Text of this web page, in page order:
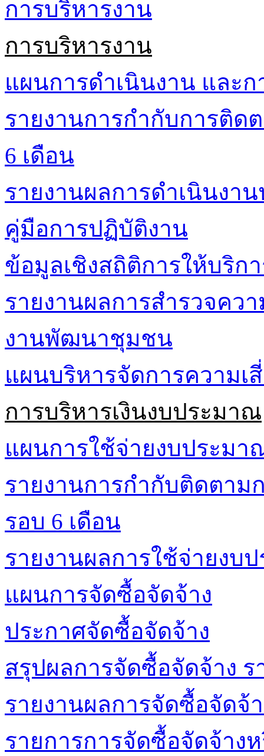
การบริหารงาน
การบริหารงาน
แผนการดำเนินงาน และ
รายงานการกำกับการติด
6 เดือน
รายงานผลการดำเนินงา
คู่มือการปฏิบัติงาน
ข้อมูลเชิงสถิติการให้บริก
รายงานผลการสำรวจคว
งานพัฒนาชุมชน
แผนบริหารจัดการความเ
การบริหารเงินงบประมาณ
แผนการใช้จ่ายงบประมา
รายงานการกำกับติดตาม
รอบ 6 เดือน
รายงานผลการใช้จ่ายงบ
แผนการจัดซื้อจัดจ้าง
ประกาศจัดซื้อจัดจ้าง
สรุปผลการจัดซื้อจัดจ้าง ร
รายงานผลการจัดซื้อจัดจ้
รายการการจัดซื้อจัดจ้าง